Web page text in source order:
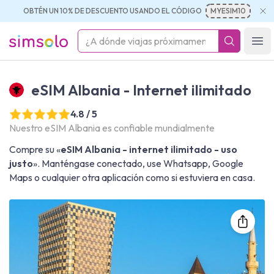
OBTÉN UN 10% DE DESCUENTO USANDO EL CÓDIGO MYESIM10
simsolo
eSIM Albania - Internet ilimitado
4.8 / 5
Nuestro eSIM Albania es confiable mundialmente
Compre su «eSIM Albania - internet ilimitado - uso
justo». Manténgase conectado, use Whatsapp, Google
Maps o cualquier otra aplicación como si estuviera en casa.